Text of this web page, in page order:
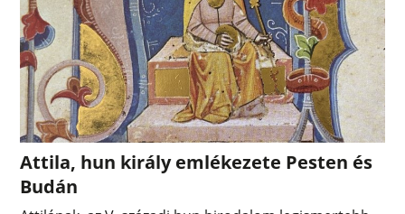
Attila, hun király emlékezete Pesten és
Budán